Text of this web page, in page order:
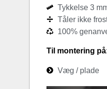
Tykkelse 3
Tåler ikke
100%
Til montering
Væg / plade